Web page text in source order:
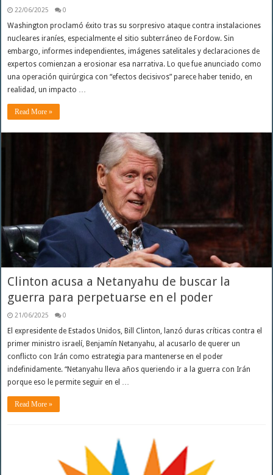
22/06/2025 0
Washington proclamó éxito tras su sorpresivo ataque contra instalaciones
nucleares iraníes, especialmente el sitio subterráneo de Fordow. Sin
embargo, informes independientes, imágenes satelitales y declaraciones de
expertos comienzan a erosionar esa narrativa. Lo que fue anunciado como
una operación quirúrgica con “efectos decisivos” parece haber tenido, en
realidad, un impacto …
Read More »
Clinton acusa a Netanyahu de buscar la
guerra para perpetuarse en el poder
21/06/2025 0
El expresidente de Estados Unidos, Bill Clinton, lanzó duras críticas contra el
primer ministro israelí, Benjamín Netanyahu, al acusarlo de querer un
conflicto con Irán como estrategia para mantenerse en el poder
indefinidamente. “Netanyahu lleva años queriendo ir a la guerra con Irán
porque eso le permite seguir en el …
Read More »